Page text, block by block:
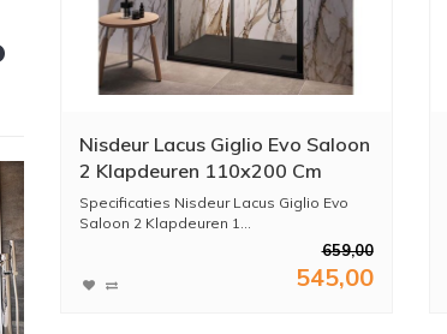
Nisdeur Lacus Giglio Evo Saloon
2 Klapdeuren 110x200 Cm
Helder Glas Zwart
Specificaties Nisdeur Lacus Giglio Evo
Saloon 2 Klapdeuren 1...
659,00
545,00